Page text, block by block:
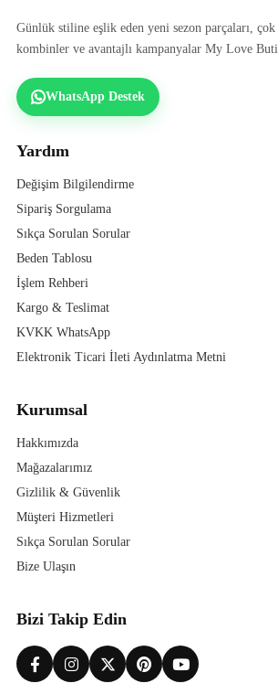
Günlük stiline eşlik eden yeni sezon parçaları, çok
kombinler ve avantajlı kampanyalar My Love
WhatsApp Destek
Yardım
Değişim Bilgilendirme
Sipariş Sorgulama
Sıkça Sorulan Sorular
Beden Tablosu
İşlem Rehberi
Kargo & Teslimat
KVKK WhatsApp
Elektronik Ticari İleti Aydınlatma Metni
Kurumsal
Hakkımızda
Mağazalarımız
Gizlilik & Güvenlik
Müşteri Hizmetleri
Sıkça Sorulan Sorular
Bize Ulaşın
Bizi Takip Edin